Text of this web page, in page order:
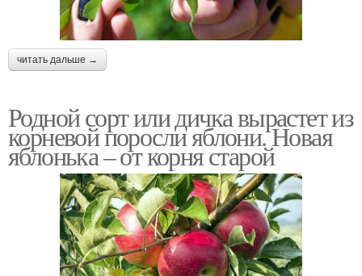
читать дальше →
Родной сорт или дичка вырастет из
корневой поросли яблони. Новая
яблонька – от корня старой